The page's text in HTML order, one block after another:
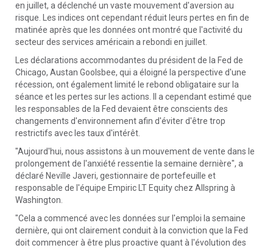
en juillet, a déclenché un vaste mouvement d'aversion au
risque. Les indices ont cependant réduit leurs pertes en fin de
matinée après que les données ont montré que l'activité du
secteur des services américain a rebondi en juillet.
Les déclarations accommodantes du président de la Fed de
Chicago, Austan Goolsbee, qui a éloigné la perspective d'une
récession, ont également limité le rebond obligataire sur la
séance et les pertes sur les actions. Il a cependant estimé que
les responsables de la Fed devaient être conscients des
changements d'environnement afin d'éviter d'être trop
restrictifs avec les taux d'intérêt.
"Aujourd'hui, nous assistons à un mouvement de vente dans le
prolongement de l'anxiété ressentie la semaine dernière", a
déclaré Neville Javeri, gestionnaire de portefeuille et
responsable de l'équipe Empiric LT Equity chez Allspring à
Washington.
"Cela a commencé avec les données sur l'emploi la semaine
dernière, qui ont clairement conduit à la conviction que la Fed
doit commencer à être plus proactive quant à l'évolution des